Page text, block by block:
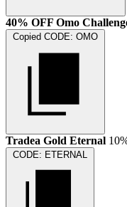
40% OFF Omo
Copied CODE: OMO
Tradea Gold Eternal
CODE: ETERNAL